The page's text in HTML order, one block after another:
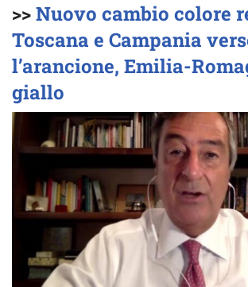
>>Nuovo cambio colore
Toscana e Campania
l’arancione, Emilia-
giallo